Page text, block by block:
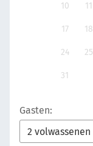
10 11
17 18
24 25
31
Gasten: